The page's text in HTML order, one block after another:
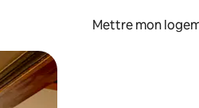
Mettre mon